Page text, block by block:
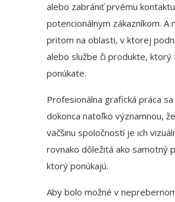
alebo zabrániť prvému
potencionálnym zákazníkom. A
pritom na oblasti, v ktorej
alebo službe či produkte, ktorý
ponúkate.
Profesionálna grafická práca
dokonca natoľko významnou,
väčšinu spoločností je ich
rovnako dôležitá ako samotný
ktorý ponúkajú.
Aby bolo možné v